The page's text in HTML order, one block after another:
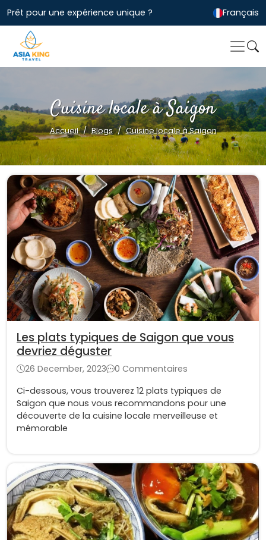
Prêt pour une expérience unique ? Français
Cuisine locale à Saigon
Accueil Blogs Cuisine locale à Saigon
Les plats typiques de Saigon que vous
devriez déguster
26 December, 2023
0 Commentaires
Ci-dessous, vous trouverez 12 plats typiques de
Saigon que nous vous recommandons pour une
découverte de la cuisine locale merveilleuse et
mémorable